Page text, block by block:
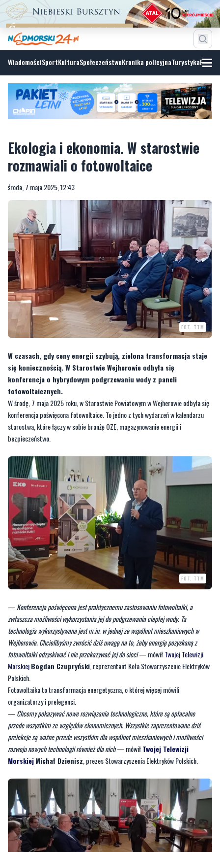
WiadomościSportKulturaSpołeczeństwoKronika policyjnaTurystyka
Ekologia i ekonomia. W starostwie
rozmawiali o fotowoltaice
środa, 7 maja 2025, 12:43
FOT. TTM
W czasach, gdy ceny energii szybują, zielona transformacja staje
się koniecznością. W Starostwie Wejherowie odbyła się
konferencja o hybrydowym podgrzewaniu wody z paneli
fotowoltaicznych.
W środę, 7 maja 2025 roku, w Starostwie Powiatowym w Wejherowie odbyła się
konferencja poświęcona fotowoltaice. To jedno z tych wydarzeń w kalendarzu
starostwa, które łączy w sobie branżę OZE, magazynowanie energii i
bezpieczeństwo.
FOT. TTM
— Konferencja poświęcona jest praktycznemu zastosowaniu fotowoltaiki, a
zwłaszcza możliwości wykorzystania jej do podgrzewania ciepłej wody. Ta
technologia wykorzystywana jest m.in. w jednej ze wspólnot mieszkaniowych w
Wejherowie. Chcielibyśmy zwrócić dziś uwagę na to, żeby energię pozyskaną z
fotowoltaiki odzyskiwać i nie przekazywać jej do sieci— mówiłTwojej Telewizji
MorskiejBogdan Czupryński , reprezentant Koła Stowarzyszenie Elektryków
Polskich.
Fotowoltaika to transformacja energetyczna, o której więcej mówili
organizatorzy i prelegenci.
— Chcemy pokazywać nowe rozwiązania technologiczne, które są opłacalne
przede wszystkim ze względów ekonomicznych. Wszystkie zaprezentowane dziś
prelekcje są ważne przede wszystkim dla wspólnot mieszkaniowych i możliwości
rozwoju nowych technologii również dla nich— mówiłTwojej Telewizji
MorskiejMichał Dzienisz , prezes Stowarzyszenia Elektryków Polskich.